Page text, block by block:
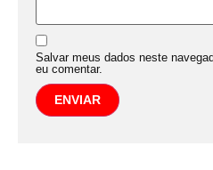
Salvar meus dados neste
eu comentar.